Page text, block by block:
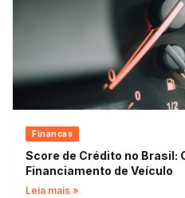
Financas
Score de Crédito no Brasil:
Financiamento de Veículo
Leia mais »